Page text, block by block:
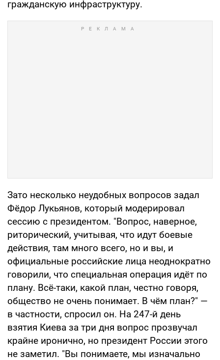
гражданскую инфраструктуру.
Зато несколько неудобных вопросов задал
Фёдор Лукьянов, который модерировал
сессию с президентом. "Вопрос, наверное,
риторический, учитывая, что идут боевые
действия, там много всего, но и вы, и
официальные российские лица неоднократно
говорили, что специальная операция идёт по
плану. Всё-таки, какой план, честно говоря,
общество не очень понимает. В чём план?" —
в частности, спросил он. На 247-й день
взятия Киева за три дня вопрос прозвучал
крайне иронично, но президент России этого
не заметил. "Вы понимаете, мы изначально